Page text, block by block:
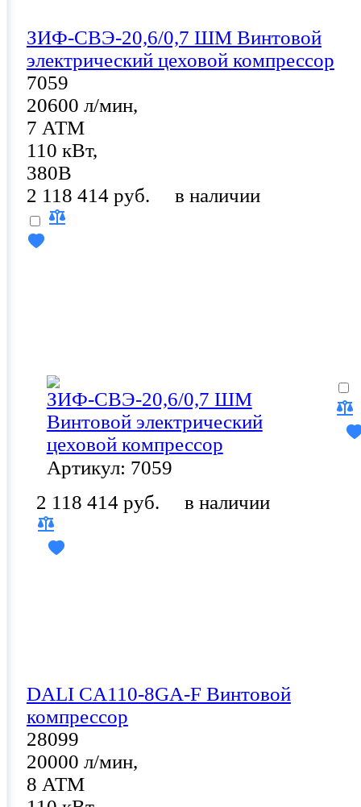
ЗИФ-СВЭ-20,6/0,7 ШМ Винтовой
электрический цеховой компрессор
7059
20600 л/мин,
7 АТМ
110 кВт,
380В
2 118 414 руб.
в наличии
ЗИФ-СВЭ-20,6/0,7 ШМ
Винтовой электрический
цеховой компрессор
Артикул: 7059
2 118 414 руб.
в наличии
DALI CA110-8GA-F Винтовой
компрессор
28099
20000 л/мин,
8 АТМ